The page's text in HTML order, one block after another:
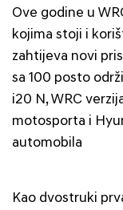
Ove godine u
kojima stoji i
zahtijeva novi
sa 100 posto
i20 N, WRC
motosporta i
automobila
Kao dvostruki